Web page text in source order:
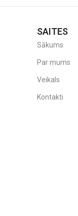
SAITES
Sākums
Par mums
Veikals
Kontakti